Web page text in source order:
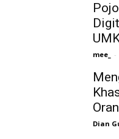
mee_ -
Dian